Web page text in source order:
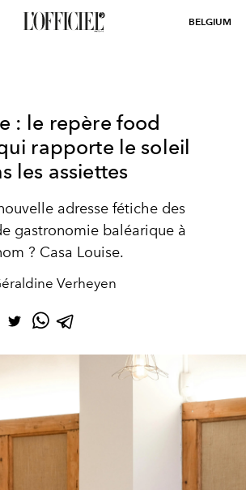
BELGIUM
: le repère food
rapporte le soleil
les assiettes
adresse fétiche des
gastronomie baléarique à
? Casa Louise.
Verheyen